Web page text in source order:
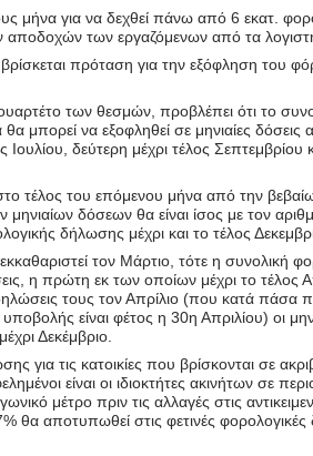
μήνα για να δεχθεί πάνω από 6 εκατ.
των εργαζόμενων από τα
πρόταση για την εξόφληση του
των θεσμών, προβλέπει ότι το
μπορεί να εξοφληθεί σε μηνιαίες δόσεις
δεύτερη μέχρι τέλος Σεπτεμβρίου
τέλος του επόμενου μήνα από την
μηνιαίων δόσεων θα είναι ίσος με τον
δήλωσης μέχρι και το τέλος
τον Μάρτιο, τότε η συνολική
η πρώτη εκ των οποίων μέχρι το τέλος
τους τον Απρίλιο (που κατά πάσα
είναι φέτος η 30η Απριλίου) οι
Δεκέμβριο.
τις κατοικίες που βρίσκονται σε
είναι οι ιδιοκτήτες ακινήτων σε
μέτρο πριν τις αλλαγές στις
θα αποτυπωθεί στις φετινές